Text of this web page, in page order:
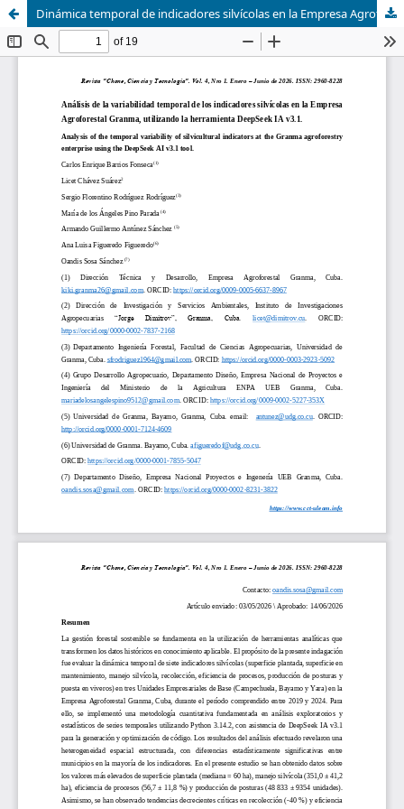
Dinámica temporal de indicadores silvícolas en la Empresa Agroforestal Granma mediante un análisis asistido por la herramienta DeepSeek IA v3.1.